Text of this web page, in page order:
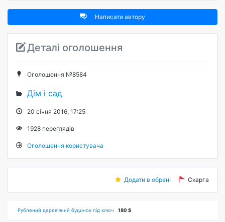
Написати автору
Деталі оголошення
Оголошення №8584
Дім і сад
20 січня 2016, 17:25
1928 переглядів
Оголошення користувача
Скарга
Додати в обрані
Рублений дерев'яний будинок під ключ 180 $